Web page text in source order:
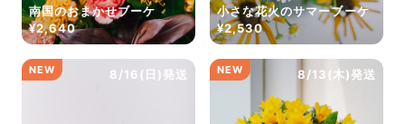
いいえ、毎月自動でお届けするサービスではありません。好
きな時に好きな花をご注文いただけます。
Q. 配送できないエリアはありますか？
ただいま沖縄・離島エリアへの配送には対応しておりませ
ん。ご了承ください。
お花をベストなタイミングで発送しているため、お届け日の
南国のおまかせブーケ
¥2,640
小さな花火のサマーブーケ
¥2,530
8/16(日)発送
NEW 8/13(木)発送
NEW